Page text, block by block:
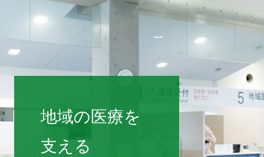
当院について
医療関係者の方へ
福島県立医科大学 会津診療セン
地域の医療を
支える